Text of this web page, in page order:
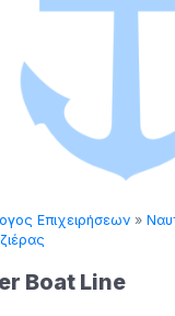
Επιχειρήσεων »
Boat Line